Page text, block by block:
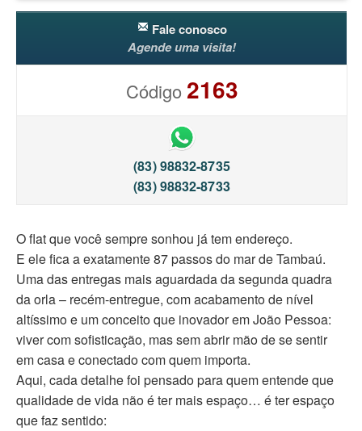
Fale conosco
Agende uma visita!
Código2163
(83) 98832-8735
(83) 98832-8733
O flat que você sempre sonhou já tem endereço.
E ele fica a exatamente 87 passos do mar de Tambaú.
Uma das entregas mais aguardada da segunda quadra
da orla – recém-entregue, com acabamento de nível
altíssimo e um conceito que inovador em João Pessoa:
viver com sofisticação, mas sem abrir mão de se sentir
em casa e conectado com quem importa.
Aqui, cada detalhe foi pensado para quem entende que
qualidade de vida não é ter mais espaço… é ter espaço
que faz sentido: